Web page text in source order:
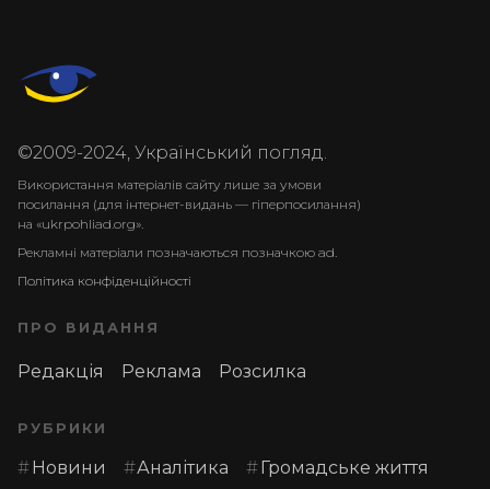
©2009-2024, Український погляд.
Використання матеріалів сайту лише за умови
посилання (для інтернет-видань — гіперпосилання)
на «ukrpohliad.org».
Рекламні матеріали позначаються позначкою ad.
Політика конфіденційності
ПРО ВИДАННЯ
Редакція Реклама Розсилка
РУБРИКИ
Новини Аналітика Громадське життя